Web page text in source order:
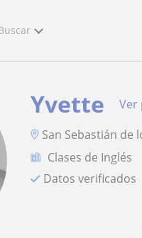
Yvette
Ver
San Sebastián de
Clases de Inglés
Datos verificados